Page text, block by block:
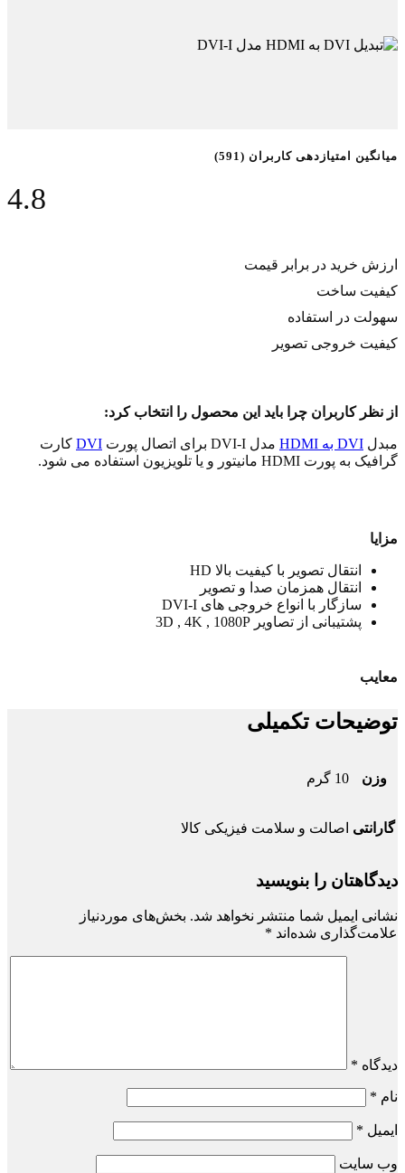
میانگین امتیازدهی کاربران (591)
4.8
ارزش خريد در برابر قيمت
کيفيت ساخت
سهولت در استفاده
کيفيت خروجی تصوير
از نظر کاربران چرا باید این محصول را انتخاب کرد:
مبدل DVI به HDMI مدل DVI-I برای اتصال پورت DVI کارت
گرافیک به پورت HDMI مانیتور و یا تلویزیون استفاده می شود.
مزایا
انتقال تصویر با کیفیت بالا HD
انتقال همزمان صدا و تصویر
سازگار با انواع خروجی های DVI-I
پشتیبانی از تصاویر 3D , 4K , 1080P
معایب
توضیحات تکمیلی
وزن 10 گرم
گارانتی اصالت و سلامت فیزیکی کالا
دیدگاهتان را بنویسید
نشانی ایمیل شما منتشر نخواهد شد. بخش‌های موردنیاز
علامت‌گذاری شده‌اند *
دیدگاه *
نام *
ایمیل *
وب‌ سایت